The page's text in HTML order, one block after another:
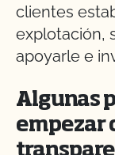
clientes
explotación,
apoyarle e
Algunas
empezar